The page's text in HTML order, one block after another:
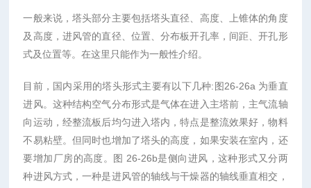
一般来说，塔头部分主要包括塔头直径、高度、上锥体的角度
及高度，进风管的直径、位置、分布板开孔率，间距、开孔形
式及位置等。在这里只能作为一般性介绍。
目前，国内采用的塔头形式主要有以下几种:图26-26a 为垂直
进风。这种结构空气分布形式是气体在进入主塔前，主气流轴
向运动，经整流板后均匀进入塔内，特点是整流效果好，物料
不易粘壁。但同时也增加了塔头的高度，如果安装在室内，还
要增加厂房的高度。图 26-26b是侧向进风，这种形式又分两
种进风方式，一种是进风管的轴线与干燥器的轴线垂直相交，